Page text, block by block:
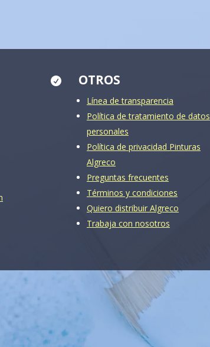
 OTROS
Línea de transparencia
Política de tratamiento de datos
personales
Política de privacidad Pinturas
Algreco
Preguntas frecuentes
Términos y condiciones
Quiero distribuir Algreco
Trabaja con nosotros